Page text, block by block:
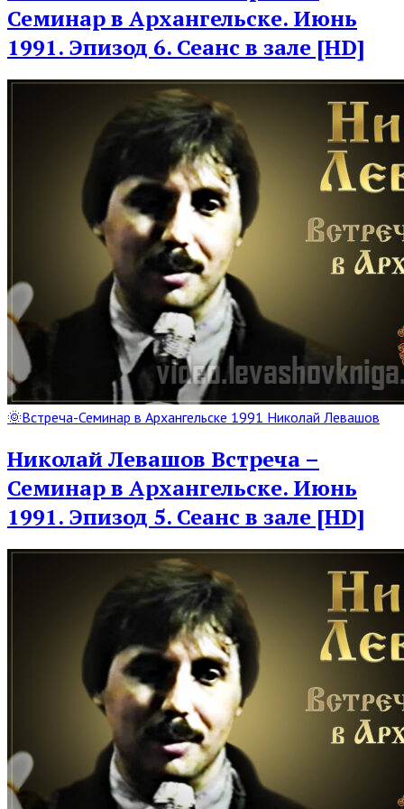
Семинар в Архангельске. Июнь
1991. Эпизод 6. Сеанс в зале [HD]
Read
Post
🌞Встреча-Семинар в Архангельске 1991 Николай Левашов
Николай Левашов Встреча –
Семинар в Архангельске. Июнь
1991. Эпизод 5. Сеанс в зале [HD]